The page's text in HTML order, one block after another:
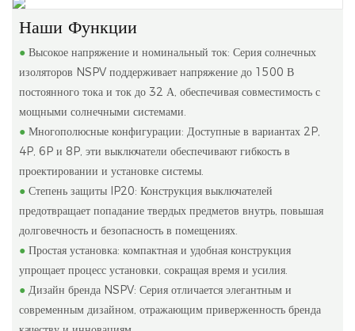
Наши Функции
●Высокое напряжение и номинальный ток: Серия солнечных
изоляторов NSPV поддерживает напряжение до 1500 В
постоянного тока и ток до 32 А, обеспечивая совместимость с
мощными солнечными системами.
● Многополюсные конфигурации: Доступные в вариантах 2P,
4P, 6P и 8P, эти выключатели обеспечивают гибкость в
проектировании и установке системы.
● Степень защиты IP20: Конструкция выключателей
предотвращает попадание твердых предметов внутрь, повышая
долговечность и безопасность в помещениях.
● Простая установка: компактная и удобная конструкция
упрощает процесс установки, сокращая время и усилия.
● Дизайн бренда NSPV: Серия отличается элегантным и
современным дизайном, отражающим приверженность бренда